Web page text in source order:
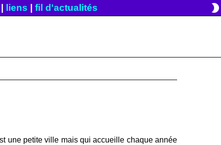
liens fil d'actualités brightness_2
une petite ville mais qui accueille chaque année